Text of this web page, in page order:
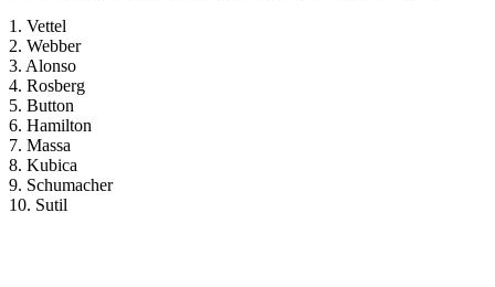
1. Vettel
2. Webber
3. Alonso
4. Rosberg
5. Button
6. Hamilton
7. Massa
8. Kubica
9. Schumacher
10. Sutil